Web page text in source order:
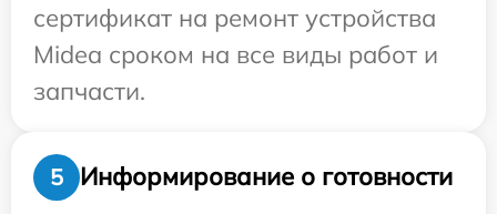
сертификат на ремонт устройства
Midea сроком на все виды работ и
запчасти.
5
Информирование о готовности